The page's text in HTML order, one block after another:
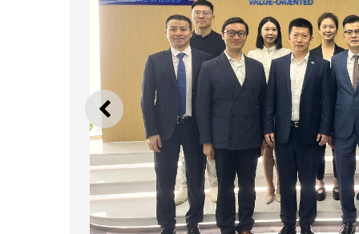
上一則